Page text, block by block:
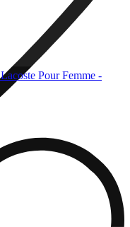
Lacoste Pour Femme -